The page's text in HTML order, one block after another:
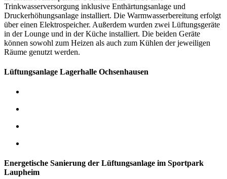
Trinkwasserversorgung inklusive Enthärtungsanlage und
Druckerhöhungsanlage installiert. Die Warmwasserbereitung erfolgt
über einen Elektrospeicher. Außerdem wurden zwei Lüftungsgeräte
in der Lounge und in der Küche installiert. Die beiden Geräte
können sowohl zum Heizen als auch zum Kühlen der jeweiligen
Räume genutzt werden.
Lüftungsanlage Lagerhalle Ochsenhausen
Energetische Sanierung der Lüftungsanlage im Sportpark
Laupheim